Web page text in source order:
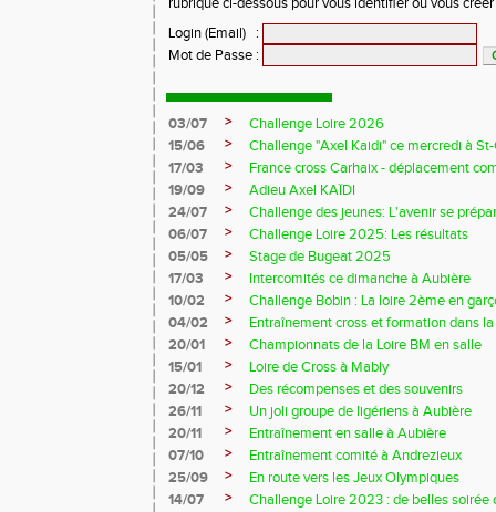
rubrique ci-dessous pour vous identifier ou vous
Login (Email)
:
Mot de Passe :
03/07 >
Challenge Loire 2026
15/06
>
Challenge "Axel Kaidi" ce mercredi à
17/03
>
France cross Carhaix - déplacement
19/09
>
Adieu Axel KAÏDI
24/07
>
Challenge des jeunes: L'avenir se
06/07
>
Challenge Loire 2025: Les résultats
05/05
>
Stage de Bugeat 2025
17/03
>
Intercomités ce dimanche à Aubière
10/02
>
Challenge Bobin : La loire 2ème en
04/02
>
Entraînement cross et formation dans
20/01
>
Championnats de la Loire BM en salle
15/01
>
Loire de Cross à Mably
20/12
>
Des récompenses et des souvenirs
26/11
>
Un joli groupe de ligériens à Aubière
20/11
>
Entraînement en salle à Aubière
07/10
>
Entraînement comité à Andrezieux
25/09
>
En route vers les Jeux Olympiques
14/07
>
Challenge Loire 2023 : de belles soirée